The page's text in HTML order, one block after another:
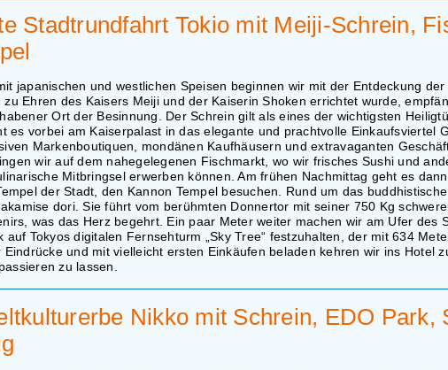
Stadtrundfahrt Tokio mit Meiji-Schrein,
japanischen und westlichen Speisen beginnen wir mit der Entdeckung
Ehren des Kaisers Meiji und der Kaiserin Shoken errichtet wurde,
Ort der Besinnung. Der Schrein gilt als eines der wichtigsten
es vorbei am Kaiserpalast in das elegante und prachtvolle Einkaufsviertel
Markenboutiquen, mondänen Kaufhäusern und extravaganten
wir auf dem nahegelegenen Fischmarkt, wo wir frisches Sushi und
Mitbringsel erwerben können. Am frühen Nachmittag geht es
der Stadt, den Kannon Tempel besuchen. Rund um das
dori. Sie führt vom berühmten Donnertor mit seiner 750 Kg
was das Herz begehrt. Ein paar Meter weiter machen wir am Ufer des
Tokyos digitalen Fernsehturm „Sky Tree“ festzuhalten, der mit 634
und mit vielleicht ersten Einkäufen beladen kehren wir ins Hotel
zu lassen.
Nikko mit Schrein, EDO Park,